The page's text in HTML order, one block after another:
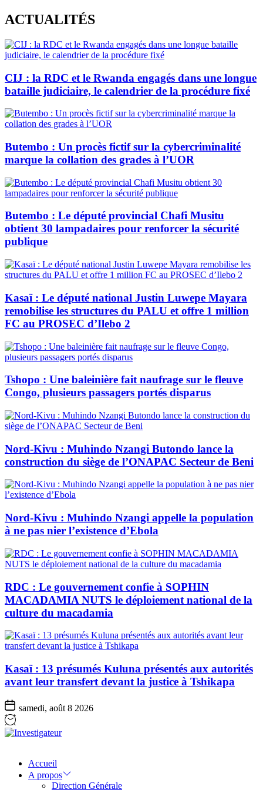
Skip
to
content
ACTUALITÉS
CIJ : la RDC et le Rwanda engagés dans une longue
bataille judiciaire, le calendrier de la procédure fixé
Butembo : Un procès fictif sur la cybercriminalité
marque la collation des grades à l’UOR
Butembo : Le député provincial Chafi Musitu
obtient 30 lampadaires pour renforcer la sécurité
publique
Kasaï : Le député national Justin Luwepe Mayara
remobilise les structures du PALU et offre 1 million
FC au PROSEC d’Ilebo 2
Tshopo : Une baleinière fait naufrage sur le fleuve
Congo, plusieurs passagers portés disparus
Nord-Kivu : Muhindo Nzangi Butondo lance la
construction du siège de l’ONAPAC Secteur de Beni
Nord-Kivu : Muhindo Nzangi appelle la population
à ne pas nier l’existence d’Ebola
RDC : Le gouvernement confie à SOPHIN
MACADAMIA NUTS le déploiement national de la
culture du macadamia
Kasaï : 13 présumés Kuluna présentés aux autorités
avant leur transfert devant la justice à Tshikapa
samedi, août 8 2026
Accueil
A propos
Direction Générale